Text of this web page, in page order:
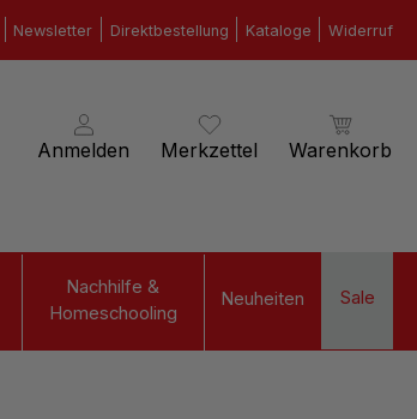
Newsletter Direktbestellung Kataloge Widerruf
Anmelden Merkzettel Warenkorb
Nachhilfe &
Homeschooling
Neuheiten Sale